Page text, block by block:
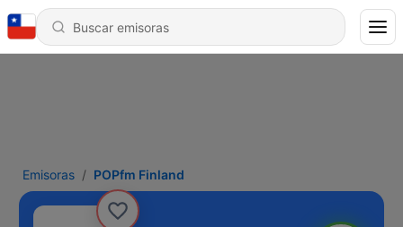
Emisoras POPfm Finland